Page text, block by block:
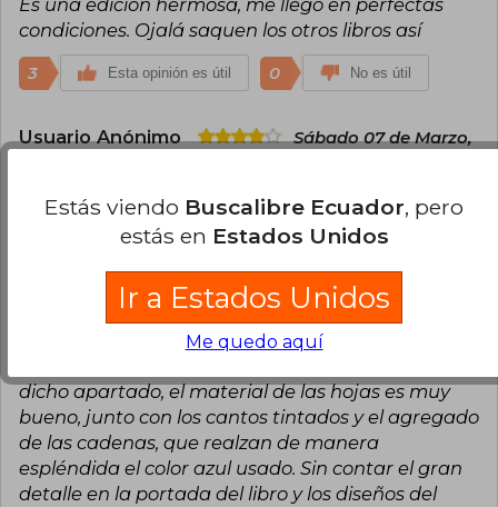
Es una edición hermosa, me llegó en perfectas
condiciones. Ojalá saquen los otros libros así
3 Esta opinión es útil 0 No es útil
Usuario Anónimo
Sábado 07 de Marzo,
El libro, en general, llegó en condiciones obtimas
para mis expectativas; sin embargo, el servicio de
debidamente la obra. En mi caso, presenta
pequeñas bolladuras en las esquinas de la tapa y
unas rayas blancas presentes en toda la conexión
dicho apartado, el material de las hojas es muy
bueno, junto con los cantos tintados y el agregado
de las cadenas, que realzan de manera
espléndida el color azul usado. Sin contar el gran
detalle en la portada del libro y los diseños del
Estás viendo Buscalibre Ecuador, pero
estás en Estados Unidos
Ir a Estados Unidos
Me quedo aquí